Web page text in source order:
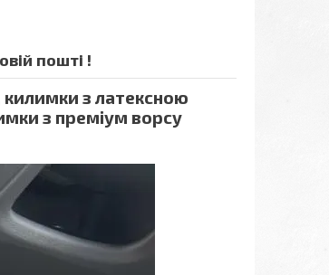
пошті !
з латексною
з преміум ворсу